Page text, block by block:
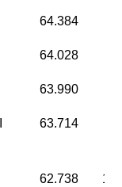
64.384
64.028
63.990
63.714
62.738